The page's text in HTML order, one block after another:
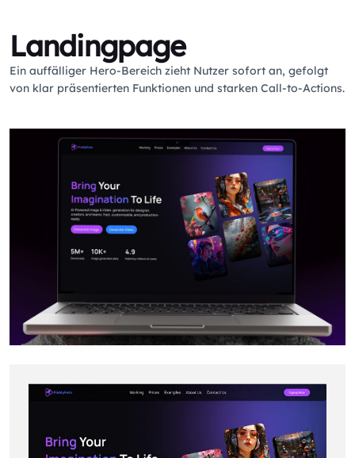
Landingpage
Ein auffälliger Hero-Bereich zieht Nutzer sofort an, gefolgt
von klar präsentierten Funktionen und starken Call-to-Actions.